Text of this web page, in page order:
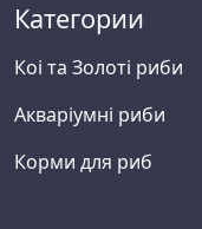
Категории
Коі та Золоті риби
Акваріумні риби
Корми для риб